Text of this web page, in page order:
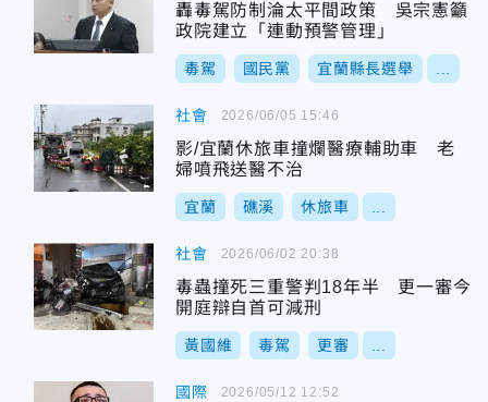
轟毒駕防制淪太平間政策 吳宗憲籲
政院建立「連動預警管理」
毒駕 國民黨 宜蘭縣長選舉
社會
影/宜蘭休旅車撞爛醫療輔助車 老
婦噴飛送醫不治
宜蘭 礁溪 休旅車
2026/06/05 15:46
社會
毒蟲撞死三重警判18年半 更一審今
開庭辯自首可減刑
黃國維 毒駕 更審
2026/06/02 20:38
國際 2026/05/12 12:52